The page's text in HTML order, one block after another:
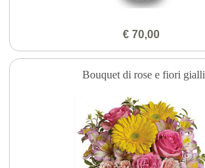
€ 70,00
Bouquet di rose e fiori gialli